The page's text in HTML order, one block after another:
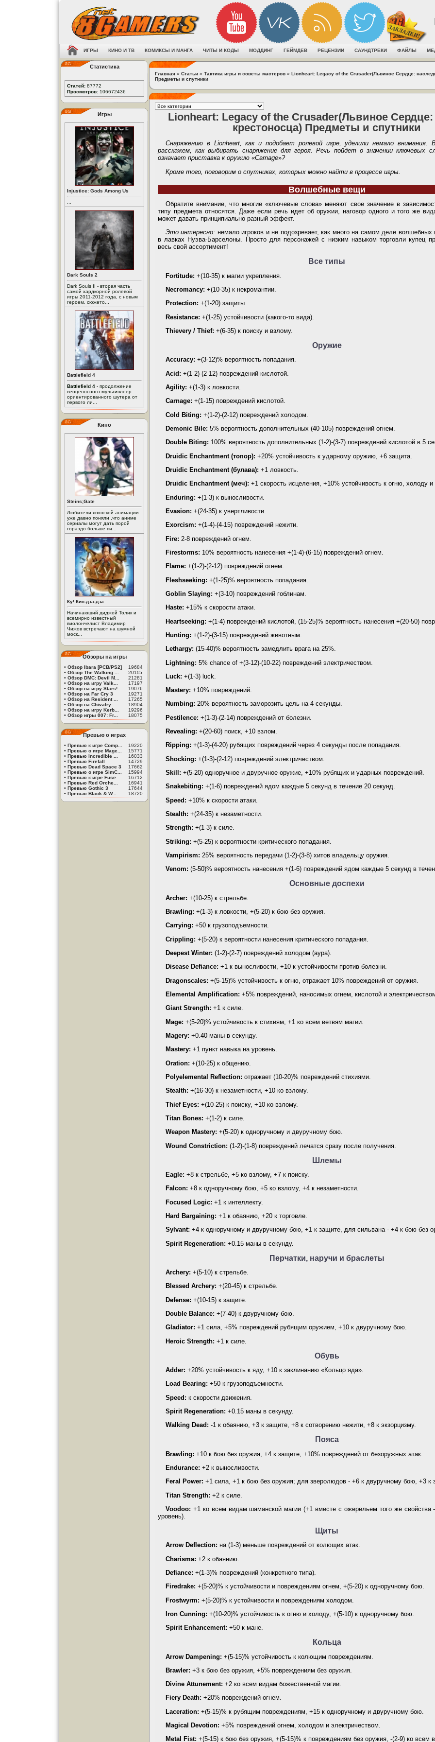
ИГРЫ КИНО И ТВ КОМИКСЫ И МАНГА ЧИТЫ И КОДЫ МОДДИНГ ГЕЙМДЕВ РЕЦЕНЗИИ САУНДТРЕКИ ФАЙЛЫ
Статистика
Статей: 87772
Просмотров: 106672436
Игры
Injustice: Gods Among Us
Dark Souls 2
Dark Souls II - вторая часть
самой хардкорной ролевой
игры 2011-2012 года, с новым
героем, сюжето...
Battlefield 4
Battlefield 4 - продолжение
венценосного мультиплеер-
ориентированного шутера от
первого ли...
Кино
Steins;Gate
Любители японской анимации
уже давно поняли ,что аниме
сериалы могут дать порой
гораздо больше пи...
Ку! Кин-дза-дза
Начинающий диджей Толик и
всемирно известный
виолончелист Владимир
Чижов встречают на шумной
моск...
Обзоры на игры
• Обзор Ibara [PCB/PS2]
19684
• Обзор The Walking ...
20115
• Обзор DMC: Devil M...
21281
• Обзор на игру Valk...
17197
• Обзор на игру Stars!
19076
• Обзор на Far Cry 3
19271
• Обзор на Resident ...
17265
• Обзор на Chivalry:...
18904
• Обзор на игру Kerb...
19296
• Обзор игры 007: Fr... 18075
Превью о играх
• Превью к игре Comp...
19220
• Превью о игре Mage...
15771
• Превью Incredible ...
16033
• Превью Firefall
14729
• Превью Dead Space 3
17662
• Превью о игре SimC...
15994
• Превью к игре Fuse
16712
• Превью Red Orche...
16941
• Превью Gothic 3
17644
• Превью Black & W... 18720
Главная » Статьи » Тактика игры и советы мастеров » Lionheart: Legacy of the Crusader(Львиное Сердце:
Предметы и спутники
Lionheart: Legacy of the Crusader(Львиное
крестоносца) Предметы и спутники
Снаряжению в Lionheart, как и подобает ролевой игре, уделили немало внимания.
расскажем, как выбирать снаряжение для героя. Речь пойдет о значении ключевых
означает приставка к оружию «Carnage»?
Кроме того, поговорим о спутниках, которых можно найти в процессе игры.
Волшебные вещи
Обратите внимание, что многие «ключевые слова» меняют свое значение в
типу предмета относятся. Даже если речь идет об оружии, наговор одного и того же
может давать принципиально разный эффект.
Это интересно: немало игроков и не подозревает, как много на самом деле
в лавках Нуэва-Барселоны. Просто для персонажей с низким навыком торговли купец
весь свой ассортимент!
Все типы
Fortitude: +(10-35) к магии укрепления.
Necromancy: +(10-35) к некромантии.
Protection: +(1-20) защиты.
Resistance: +(1-25) устойчивости (какого-то вида).
Thievery / Thief: +(6-35) к поиску и взлому.
Оружие
Accuracy: +(3-12)% вероятность попадания.
Acid: +(1-2)-(2-12) повреждений кислотой.
Agility: +(1-3) к ловкости.
Carnage: +(1-15) повреждений кислотой.
Cold Biting: +(1-2)-(2-12) повреждений холодом.
Demonic Bile: 5% вероятность дополнительных (40-105) повреждений огнем.
Double Biting: 100% вероятность дополнительных (1-2)-(3-7) повреждений кислотой в 5
Druidic Enchantment (топор): +20% устойчивость к ударному оружию, +6 защита.
Druidic Enchantment (булава): +1 ловкость.
Druidic Enchantment (меч): +1 скорость исцеления, +10% устойчивость к огню, холоду и
Enduring: +(1-3) к выносливости.
Evasion: +(24-35) к увертливости.
Exorcism: +(1-4)-(4-15) повреждений нежити.
Fire: 2-8 повреждений огнем.
Firestorms: 10% вероятность нанесения +(1-4)-(6-15) повреждений огнем.
Flame: +(1-2)-(2-12) повреждений огнем.
Fleshseeking: +(1-25)% вероятность попадания.
Goblin Slaying: +(3-10) повреждений гоблинам.
Haste: +15% к скорости атаки.
Heartseeking: +(1-4) повреждений кислотой, (15-25)% вероятность нанесения +(20-50)
Hunting: +(1-2)-(3-15) повреждений животным.
Lethargy: (15-40)% вероятность замедлить врага на 25%.
Lightning: 5% chance of +(3-12)-(10-22) повреждений электричеством.
Luck: +(1-3) luck.
Mastery: +10% повреждений.
Numbing: 20% вероятность заморозить цель на 4 секунды.
Pestilence: +(1-3)-(2-14) повреждений от болезни.
Revealing: +(20-60) поиск, +10 взлом.
Ripping: +(1-3)-(4-20) рубящих повреждений через 4 секунды после попадания.
Shocking: +(1-3)-(2-12) повреждений электричеством.
Skill: +(5-20) одноручное и двуручное оружие, +10% рубящих и ударных повреждений.
Snakebiting: +(1-6) повреждений ядом каждые 5 секунд в течение 20 секунд.
Speed: +10% к скорости атаки.
Stealth: +(24-35) к незаметности.
Strength: +(1-3) к силе.
Striking: +(5-25) к вероятности критического попадания.
Vampirism: 25% вероятность передачи (1-2)-(3-8) хитов владельцу оружия.
Venom: (5-50)% вероятность нанесения +(1-6) повреждений ядом каждые 5 секунд в
Основные доспехи
Archer: +(10-25) к стрельбе.
Brawling: +(1-3) к ловкости, +(5-20) к бою без оружия.
Carrying: +50 к грузоподъемности.
Crippling: +(5-20) к вероятности нанесения критического попадания.
Deepest Winter: (1-2)-(2-7) повреждений холодом (аура).
Disease Defiance: +1 к выносливости, +10 к устойчивости против болезни.
Dragonscales: +(5-15)% устойчивость к огню, отражает 10% повреждений от оружия.
Elemental Amplification: +5% повреждений, наносимых огнем, кислотой и
Giant Strength: +1 к силе.
Mage: +(5-20)% устойчивость к стихиям, +1 ко всем ветвям магии.
Magery: +0.40 маны в секунду.
Mastery: +1 пункт навыка на уровень.
Oration: +(10-25) к общению.
Polyelemental Reflection: отражает (10-20)% повреждений стихиями.
Stealth: +(16-30) к незаметности, +10 ко взлому.
Thief Eyes: +(10-25) к поиску, +10 ко взлому.
Titan Bones: +(1-2) к силе.
Weapon Mastery: +(5-20) к одноручному и двуручному бою.
Wound Constriction: (1-2)-(1-8) повреждений лечатся сразу после получения.
Шлемы
Eagle: +8 к стрельбе, +5 ко взлому, +7 к поиску.
Falcon: +8 к одноручному бою, +5 ко взлому, +4 к незаметности.
Focused Logic: +1 к интеллекту.
Hard Bargaining: +1 к обаянию, +20 к торговле.
Sylvant: +4 к одноручному и двуручному бою, +1 к защите, для сильвана - +4 к бою без
Spirit Regeneration: +0.15 маны в секунду.
Перчатки, наручи и браслеты
Archery: +(5-10) к стрельбе.
Blessed Archery: +(20-45) к стрельбе.
Defense: +(10-15) к защите.
Double Balance: +(7-40) к двуручному бою.
Gladiator: +1 сила, +5% повреждений рубящим оружием, +10 к двуручному бою.
Heroic Strength: +1 к силе.
Обувь
Adder: +20% устойчивость к яду, +10 к заклинанию «Кольцо яда».
Load Bearing: +50 к грузоподъемности.
Speed: к скорости движения.
Spirit Regeneration: +0.15 маны в секунду.
Walking Dead: -1 к обаянию, +3 к защите, +8 к сотворению нежити, +8 к экзорцизму.
Пояса
Brawling: +10 к бою без оружия, +4 к защите, +10% повреждений от безоружных атак.
Endurance: +2 к выносливости.
Feral Power: +1 сила, +1 к бою без оружия; для зверолюдов - +6 к двуручному бою, +3 к
Titan Strength: +2 к силе.
Voodoo: +1 ко всем видам шаманской магии (+1 вместе с ожерельем того же свойства
уровень).
Щиты
Arrow Deflection: на (1-3) меньше повреждений от колющих атак.
Charisma: +2 к обаянию.
Defiance: +(1-3)% повреждений (конкретного типа).
Firedrake: +(5-20)% к устойчивости и повреждениям огнем, +(5-20) к одноручному бою.
Frostwyrm: +(5-20)% к устойчивости и повреждениям холодом.
Iron Cunning: +(10-20)% устойчивость к огню и холоду, +(5-10) к одноручному бою.
Spirit Enhancement: +50 к мане.
Кольца
Arrow Dampening: +(5-15)% устойчивость к колющим повреждениям.
Brawler: +3 к бою без оружия, +5% повреждениям без оружия.
Divine Attunement: +2 ко всем видам божественной магии.
Fiery Death: +20% повреждений огнем.
Laceration: +(5-15)% к рубящим повреждениям, +15 к одноручному и двуручному бою.
Magical Devotion: +5% повреждений огнем, холодом и электричеством.
Metal Fist: +(5-15) к бою без оружия, +(5-15)% к повреждениям без оружия, -(2-9) ко всем